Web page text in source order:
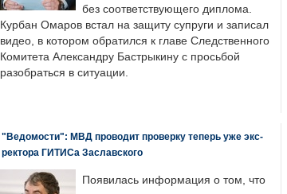
без соответствующего диплома.
Курбан Омаров встал на защиту супруги и записал
видео, в котором обратился к главе Следственного
Комитета Александру Бастрыкину с просьбой
разобраться в ситуации.
"Ведомости": МВД проводит проверку теперь уже экс-
ректора ГИТИСа Заславского
Появилась информация о том, что